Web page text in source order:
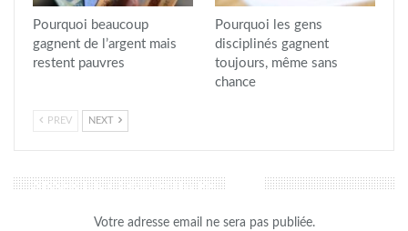
Pourquoi beaucoup
gagnent de l’argent mais
restent pauvres
Pourquoi les gens
disciplinés gagnent
toujours, même sans
chance
PREV NEXT
LAISSER UN COMMENTAIRE
Votre adresse email ne sera pas publiée.